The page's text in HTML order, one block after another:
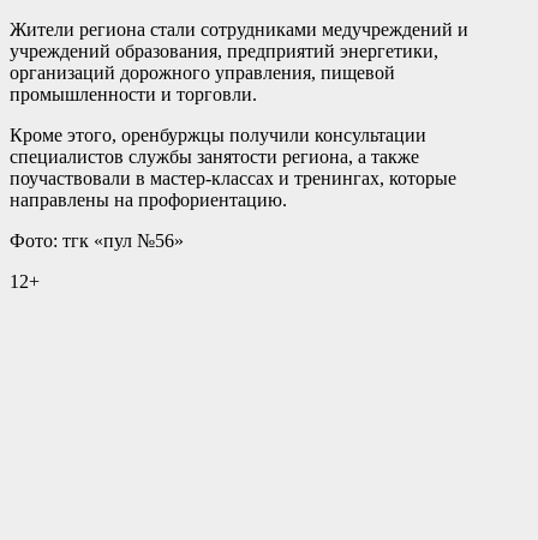
Жители региона стали сотрудниками медучреждений и
учреждений образования, предприятий энергетики,
организаций дорожного управления, пищевой
промышленности и торговли.
Кроме этого, оренбуржцы получили консультации
специалистов службы занятости региона, а также
поучаствовали в мастер-классах и тренингах, которые
направлены на профориентацию.
Фото: тгк «пул №56»
12+